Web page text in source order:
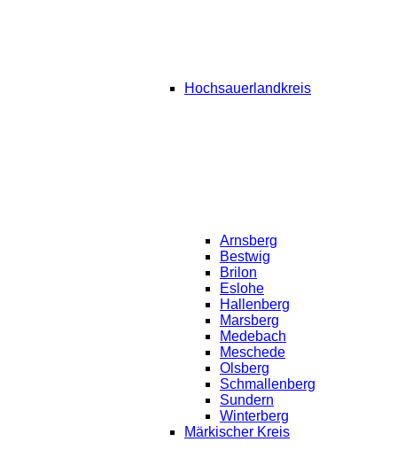
Hochsauerlandkreis
Arnsberg
Bestwig
Brilon
Eslohe
Hallenberg
Marsberg
Medebach
Meschede
Olsberg
Schmallenberg
Sundern
Winterberg
Märkischer Kreis